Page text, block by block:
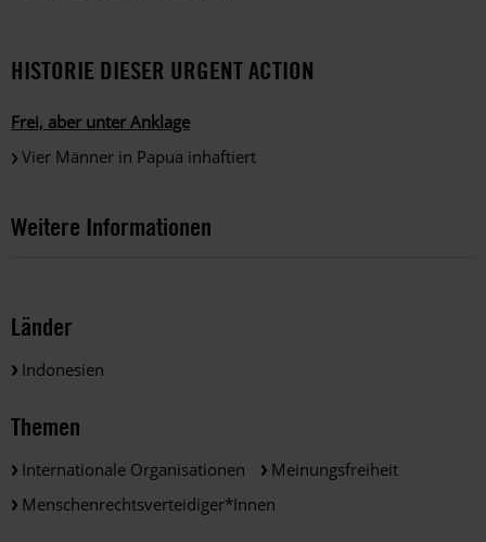
HISTORIE DIESER URGENT ACTION
Frei, aber unter Anklage
Vier Männer in Papua inhaftiert
Weitere Informationen
Länder
Indonesien
Themen
Internationale Organisationen
Meinungsfreiheit
Menschenrechtsverteidiger*innen